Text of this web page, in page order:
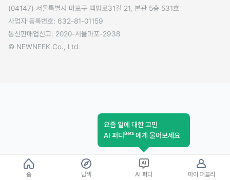
(04147) 서울특별시 마포구 백범로31길 21, 본관 5층 531호
사업자 등록번호: 632-81-01159
통신판매업신고: 2020-서울마포-2938
© NEWNEEK Co., Ltd.
홈 탐색
요즘 일에 대한 고민
AI 퍼디Beta 에게 물어보세요
AI 퍼디 마이 퍼블리